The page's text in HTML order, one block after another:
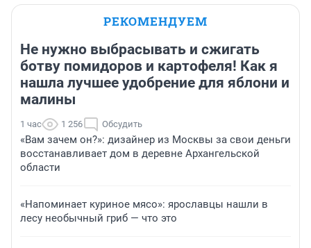
РЕКОМЕНДУЕМ
Не нужно выбрасывать и сжигать
ботву помидоров и картофеля! Как я
нашла лучшее удобрение для яблони и
малины
1 час 1 256 Обсудить
«Вам зачем он?»: дизайнер из Москвы за свои деньги
восстанавливает дом в деревне Архангельской
области
«Напоминает куриное мясо»: ярославцы нашли в
лесу необычный гриб — что это